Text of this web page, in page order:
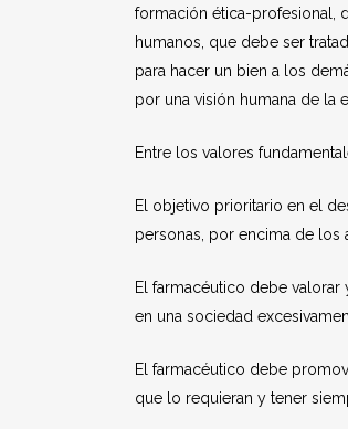
formación ética-profesional,
humanos, que debe ser
para hacer un bien a los
por una visión humana de la
Entre los valores
El objetivo prioritario en el
personas, por encima de los
El farmacéutico debe valorar
en una sociedad
El farmacéutico debe
que lo requieran y tener